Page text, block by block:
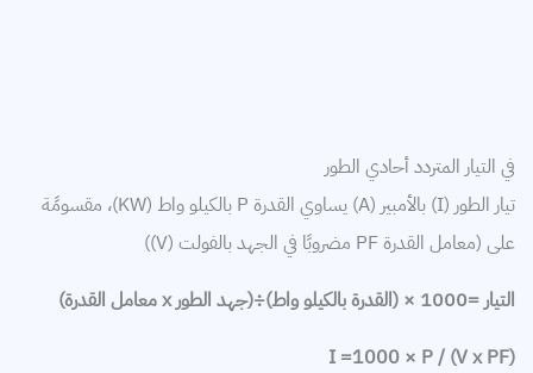
في التيار المتردد أحادي الطور
تيار الطور (I) بالأمبير (A) يساوي القدرة P بالكيلو واط (KW)، مقسومًة
على (معامل القدرة PF مضروبًا في الجهد بالفولت (V))
التيار =1000 × (القدرة بالكيلو واط)
÷(جهد الطور x معامل القدرة)
I =1000 × P / (V x PF)